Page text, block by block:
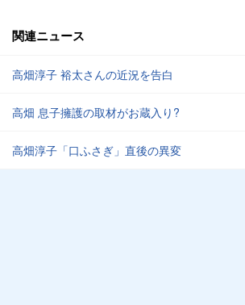
関連ニュース
高畑淳子 裕太さんの近況を告白
高畑 息子擁護の取材がお蔵入り?
高畑淳子「口ふさぎ」直後の異変